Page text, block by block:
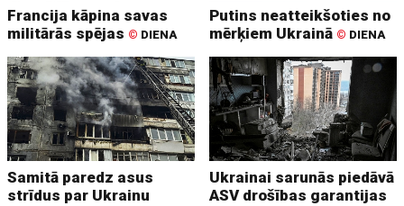
Francija kāpina savas
militārās spējas © DIENA
Putins neatteikšoties no
mērķiem Ukrainā © DIENA
Samitā paredz asus
strīdus par Ukrainu
Ukrainai sarunās piedāvā
ASV drošības garantijas